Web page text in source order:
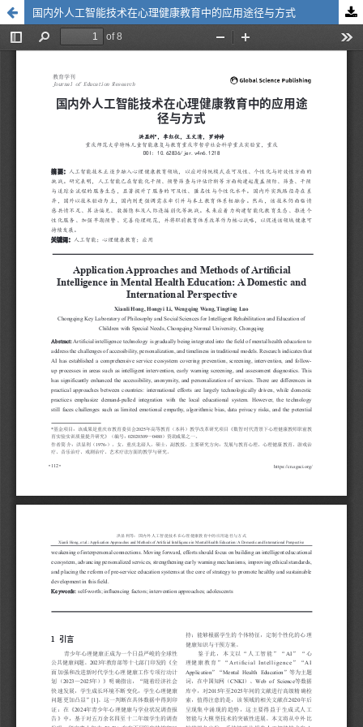
国内外人工智能技术在心理健康教育中的应用途径与方式